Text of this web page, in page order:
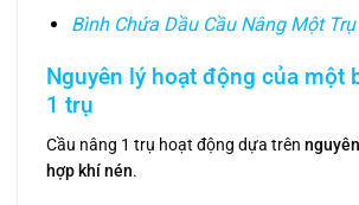
Bình Chứa Dầu Cầu Nâng Một
Nguyên lý hoạt động của một
1 trụ
Cầu nâng 1 trụ hoạt động dựa trên
hợp khí nén.